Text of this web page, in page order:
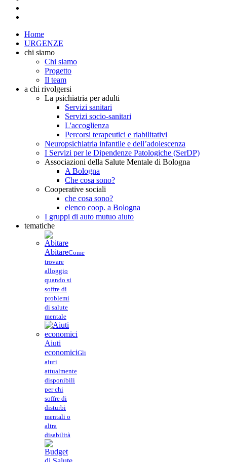
Home
URGENZE
chi siamo
Chi siamo
Progetto
Il team
a chi rivolgersi
La psichiatria per adulti
Servizi sanitari
Servizi socio-sanitari
L'accoglienza
Percorsi terapeutici e riabilitativi
Neuropsichiatria infantile e dell’adolescenza
I Servizi per le Dipendenze Patologiche (SerDP)
Associazioni della Salute Mentale di Bologna
A Bologna
Che cosa sono?
Cooperative sociali
che cosa sono?
elenco coop. a Bologna
I gruppi di auto mutuo aiuto
tematiche
AbitareCome
trovare
alloggio
quando si
soffre di
problemi
di salute
mentale
Aiuti
economiciGli
aiuti
attualmente
disponibili
per chi
soffre di
disturbi
mentali o
altra
disabilità